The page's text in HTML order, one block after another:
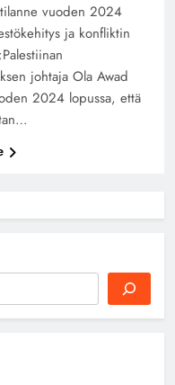
vuoden 2024
ja konfliktin
johtaja Ola Awad
2024 lopussa, että